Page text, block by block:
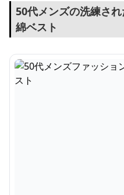
50代メンズの洗練さ
綿ベスト